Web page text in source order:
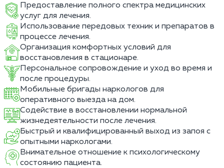
Предоставление полного спектра медицинских
услуг для лечения.
Использование передовых техник и препаратов в
процессе лечения.
Организация комфортных условий для
восстановления в стационаре.
Персональное сопровождение и уход во время и
после процедуры.
Мобильные бригады наркологов для
оперативного выезда на дом.
Содействие в восстановлении нормальной
жизнедеятельности после лечения.
Быстрый и квалифицированный выход из запоя с
опытными наркологами.
Внимательное отношение к психологическому
состоянию пациента.